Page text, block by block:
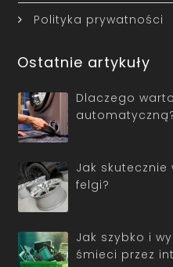
Polityka prywatności
Ostatnie artykuły
Dlaczego
Jak
felgi?
Jak szybko i
śmieci przez